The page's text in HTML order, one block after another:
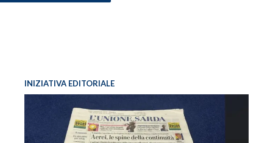
INIZIATIVA EDITORIALE